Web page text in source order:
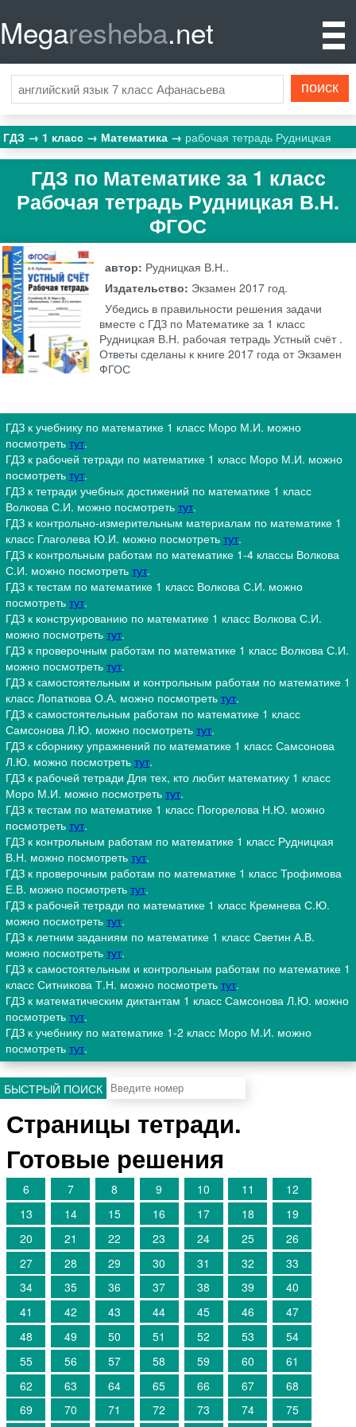
Megaresheba.net
ГДЗ 1 класс Математика рабочая тетрадь Рудницкая
ГДЗ по Математике за 1 класс
Рабочая тетрадь Рудницкая В.Н.
ФГОС
автор: Рудницкая В.Н..
Издательство: Экзамен 2017 год.
Убедись в правильности решения задачи
вместе с ГДЗ по Математике за 1 класс
Рудницкая В.Н. рабочая тетрадь Устный счёт .
Ответы сделаны к книге 2017 года от Экзамен
ФГОС
ГДЗ к учебнику по математике 1 класс Моро М.И. можно
посмотреть тут.
ГДЗ к рабочей тетради по математике 1 класс Моро М.И. можно
посмотреть тут.
ГДЗ к тетради учебных достижений по математике 1 класс
Волкова С.И. можно посмотреть тут.
ГДЗ к контрольно-измерительным материалам по математике 1
класс Глаголева Ю.И. можно посмотреть тут.
ГДЗ к контрольным работам по математике 1-4 классы Волкова
С.И. можно посмотреть тут.
ГДЗ к тестам по математике 1 класс Волкова С.И. можно
посмотреть тут.
ГДЗ к конструированию по математике 1 класс Волкова С.И.
можно посмотреть тут.
ГДЗ к проверочным работам по математике 1 класс Волкова С.И.
можно посмотреть тут.
ГДЗ к самостоятельным и контрольным работам по математике 1
класс Лопаткова О.А. можно посмотреть тут.
ГДЗ к самостоятельным работам по математике 1 класс
Самсонова Л.Ю. можно посмотреть тут.
ГДЗ к сборнику упражнений по математике 1 класс Самсонова
Л.Ю. можно посмотреть тут.
ГДЗ к рабочей тетради Для тех, кто любит математику 1 класс
Моро М.И. можно посмотреть тут.
ГДЗ к тестам по математике 1 класс Погорелова Н.Ю. можно
посмотреть тут.
ГДЗ к контрольным работам по математике 1 класс Рудницкая
В.Н. можно посмотреть тут.
ГДЗ к проверочным работам по математике 1 класс Трофимова
Е.В. можно посмотреть тут.
ГДЗ к рабочей тетради по математике 1 класс Кремнева С.Ю.
можно посмотреть тут.
ГДЗ к летним заданиям по математике 1 класс Светин А.В.
можно посмотреть тут.
ГДЗ к самостоятельным и контрольным работам по математике 1
класс Ситникова Т.Н. можно посмотреть тут.
ГДЗ к математическим диктантам 1 класс Самсонова Л.Ю. можно
посмотреть тут.
ГДЗ к учебнику по математике 1-2 класс Моро М.И. можно
посмотреть тут.
БЫСТРЫЙ ПОИСК
Страницы тетради.
Готовые решения
6 7 8 9 10 11
12
13
14 15 16 17 18
19
20
21 22 23 24 25
26
27
28 29 30 31 32
33
34
35 36 37 38 39
40
41
42 43 44 45 46
47
48
49 50 51 52 53
54
55
56 57 58 59 60
61
62
63 64 65 66 67
68
69
70 71 72 73 74
75